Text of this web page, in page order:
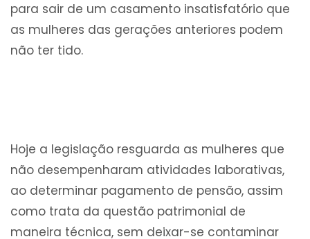
para sair de um casamento insatisfatório que
as mulheres das gerações anteriores podem
não ter tido.
Hoje a legislação resguarda as mulheres que
não desempenharam atividades laborativas,
ao determinar pagamento de pensão, assim
como trata da questão patrimonial de
maneira técnica, sem deixar-se contaminar